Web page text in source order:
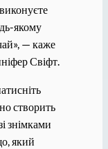
якому
— каже
Свіфт.
створить
знімками
який